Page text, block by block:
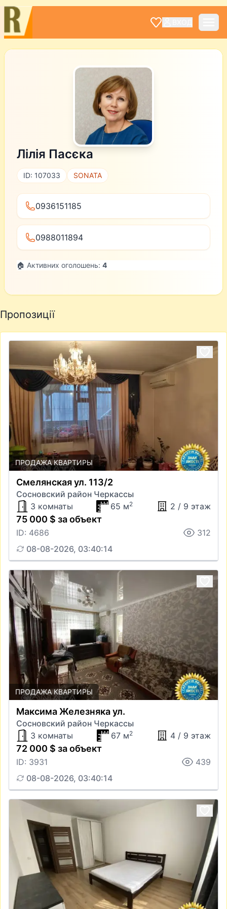
Лілія Пасєка
ID: 107033 SONATA
0936151185
0988011894
🏠 Активних оголошень: 4
Пропозиції
ПРОДАЖА КВАРТИРЫ
Смелянская ул. 113/2
Сосновский район Черкассы
3 комнаты
65 м2 2 / 9 этаж
75 000 $ за объект
ID: 4686
312
08-08-2026, 03:40:14
ПРОДАЖА КВАРТИРЫ
Максима Железняка ул.
Сосновский район Черкассы
3 комнаты
67 м2 4 / 9 этаж
72 000 $ за объект
ID: 3931
439
08-08-2026, 03:40:14